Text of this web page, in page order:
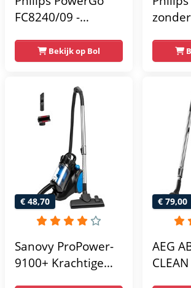
FC8240/09 -
Bekijk op Bol
Snoer
Zwart
€ 48,70
Sanovy ProPower-
9100+ Krachtige
€ 79,00
AEG